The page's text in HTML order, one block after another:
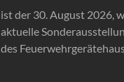
ist der 30. August 2026,
aktuelle
des